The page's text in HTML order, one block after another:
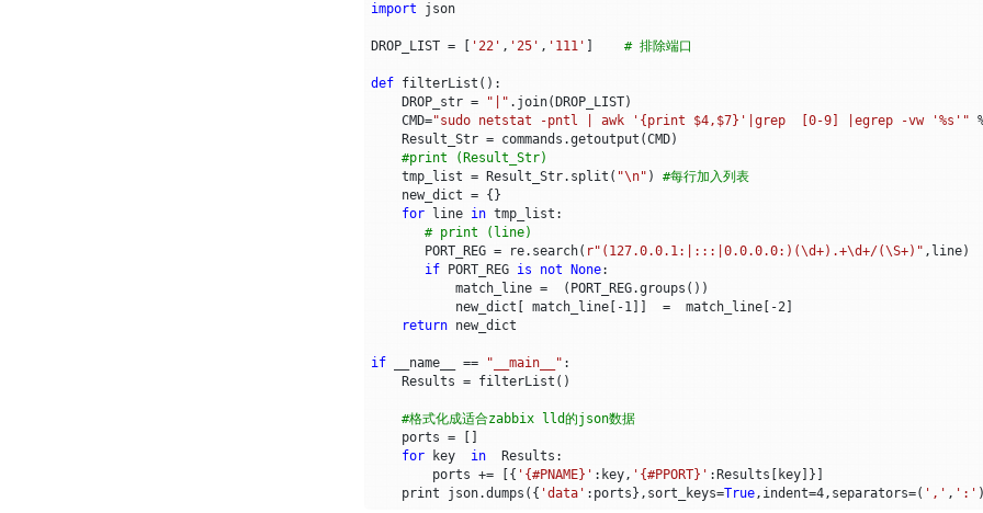
import
json
DROP_LIST = '22' , '25' , '111' # 排除端口
def filterList ():
DROP_str = "|" . join( DROP_LIST)
CMD="sudo netstat -pntl | awk '{print $4,$7}'|grep  [0-9] |egrep -vw '%s '"
Result_Str = commands .getoutput (CMD)
#print (Result_Str)
tmp_list = Result_Str. split ( "\n" )
#每行加入列表
new_dict = {}
for
line in tmp_list :
# print (line)
PORT_REG = re. search( r"(127.0.0.1:|:::|0.0.0.0:)(\d+).+\d+/(\S+)" , line)
if
PORT_REG is not None:
match_line = ( PORT_REG.groups ())
new_dict
match_line[ -1]] = match_line[ -2]
return new_dict
if __name__ == "__main__" :
Results = filterList ()
#格式化成适合zabbix lld的json数据
ports =
for
key in Results :
ports += [{ '{#PNAME}' : key, '{#PPORT}' : Results key]}]
print
json.dumps ({ 'data' : ports }, sort_keys=True, indent=4, separators=( ',' , ':'